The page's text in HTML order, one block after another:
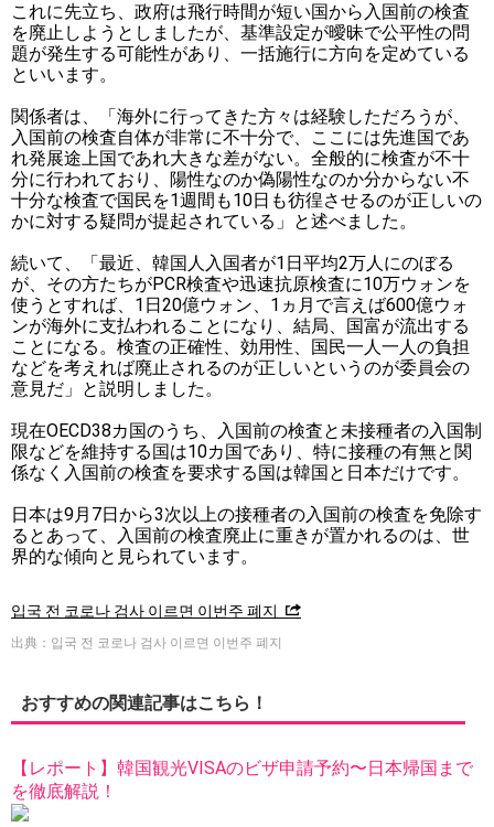
これに先立ち、政府は飛行時間が短い国から入国前の検査
を廃止しようとしましたが、基準設定が曖昧で公平性の問
題が発生する可能性があり、一括施行に方向を定めている
といいます。
関係者は、「海外に行ってきた方々は経験しただろうが、
入国前の検査自体が非常に不十分で、ここには先進国であ
れ発展途上国であれ大きな差がない。全般的に検査が不十
分に行われており、陽性なのか偽陽性なのか分からない不
十分な検査で国民を1週間も10日も彷徨させるのが正しいの
かに対する疑問が提起されている」と述べました。
続いて、「最近、韓国人入国者が1日平均2万人にのぼる
が、その方たちがPCR検査や迅速抗原検査に10万ウォンを
使うとすれば、1日20億ウォン、1ヵ月で言えば600億ウォ
ンが海外に支払われることになり、結局、国富が流出する
ことになる。検査の正確性、効用性、国民一人一人の負担
などを考えれば廃止されるのが正しいというのが委員会の
意見だ」と説明しました。
現在OECD38カ国のうち、入国前の検査と未接種者の入国制
限などを維持する国は10カ国であり、特に接種の有無と関
係なく入国前の検査を要求する国は韓国と日本だけです。
日本は9月7日から3次以上の接種者の入国前の検査を免除す
るとあって、入国前の検査廃止に重きが置かれるのは、世
界的な傾向と見られています。
입국 전 코로나 검사 이르면 이번주 폐지
出典：입국 전 코로나 검사 이르면 이번주 폐지
おすすめの関連記事はこちら！
【レポート】韓国観光VISAのビザ申請予約〜日本帰国まで
を徹底解説！